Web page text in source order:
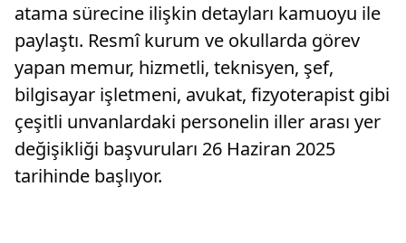
atama sürecine ilişkin detayları kamuoyu ile
paylaştı. Resmî kurum ve okullarda görev
yapan memur, hizmetli, teknisyen, şef,
bilgisayar işletmeni, avukat, fizyoterapist gibi
çeşitli unvanlardaki personelin iller arası yer
değişikliği başvuruları 26 Haziran 2025
tarihinde başlıyor.